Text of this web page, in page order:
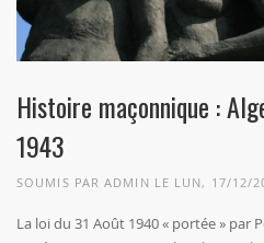
Histoire maçonnique :
1943
SOUMIS PARADMIN LE LUN, 17/12/
La loi du 31 Août 1940 « portée » par